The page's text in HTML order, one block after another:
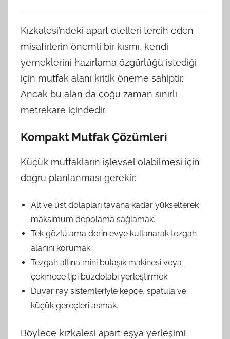
Kızkalesi’ndeki apart otelleri tercih eden
misafirlerin önemli bir kısmı, kendi
yemeklerini hazırlama özgürlüğü istediği
için mutfak alanı kritik öneme sahiptir.
Ancak bu alan da çoğu zaman sınırlı
metrekare içindedir.
Kompakt Mutfak Çözümleri
Küçük mutfakların işlevsel olabilmesi için
doğru planlanması gerekir:
Alt ve üst dolapları tavana kadar yükselterek
maksimum depolama sağlamak.
Tek gözlü ama derin evye kullanarak tezgah
alanını korumak.
Tezgah altına mini bulaşık makinesi veya
çekmece tipi buzdolabı yerleştirmek.
Duvar ray sistemleriyle kepçe, spatula ve
küçük gereçleri asmak.
Böylece kızkalesi apart eşya yerleşimi